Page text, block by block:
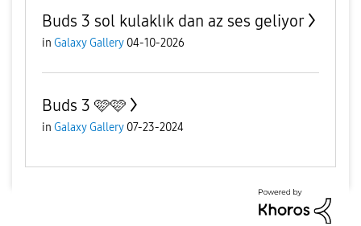
Buds 3 sol kulaklık dan az ses geliyor
in Galaxy Gallery 04-10-2026
Buds 3 🩷🩷
in Galaxy Gallery 07-23-2024